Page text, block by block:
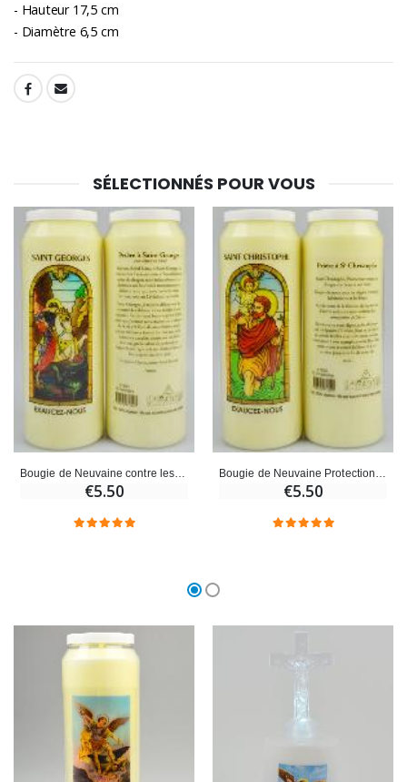
- Hauteur 17,5 cm
- Diamètre 6,5 cm
SHARE:
SÉLECTIONNÉS POUR VOUS
Bougie de Neuvaine contre les Ennemis - Saint Georges
€5.50 €5.50